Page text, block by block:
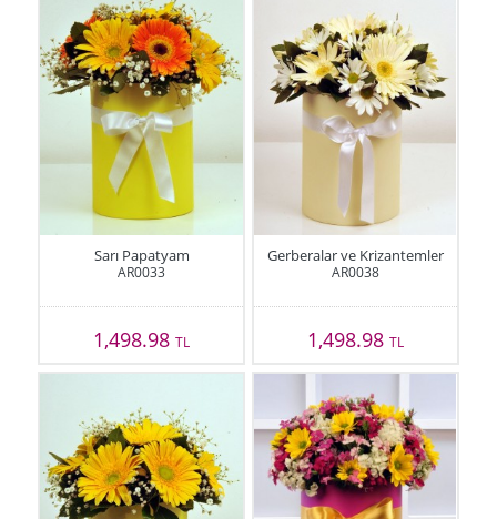
Sarı Papatyam
AR0033
1,498.98TL
Gerberalar ve Krizantemler
AR0038
1,498.98 TL